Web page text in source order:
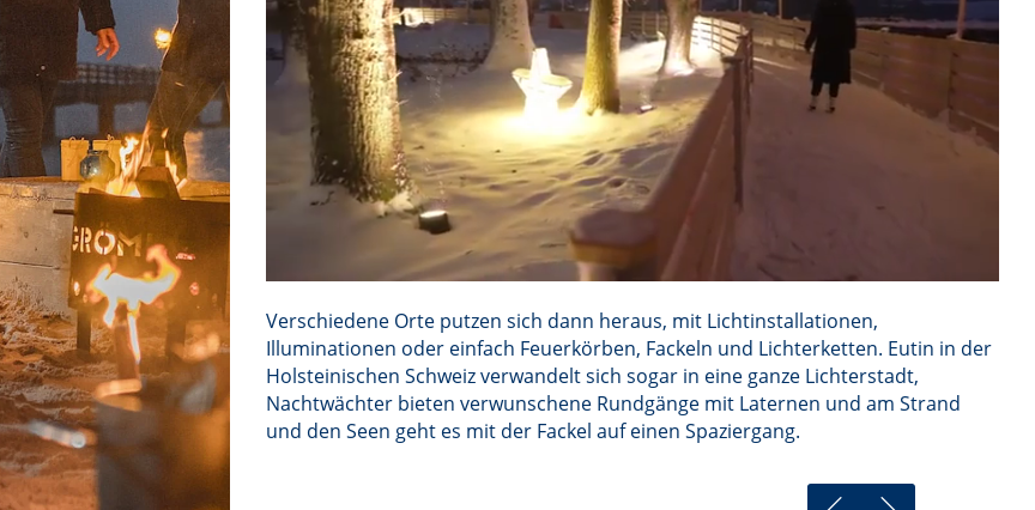
Verschiedene Orte putzen sich dann heraus, mit Lichtinstallationen,
Illuminationen oder einfach Feuerkörben, Fackeln und Lichterketten. Eutin in der
Holsteinischen Schweiz verwandelt sich sogar in eine ganze Lichterstadt,
Nachtwächter bieten verwunschene Rundgänge mit Laternen und am Strand
und den Seen geht es mit der Fackel auf einen Spaziergang.